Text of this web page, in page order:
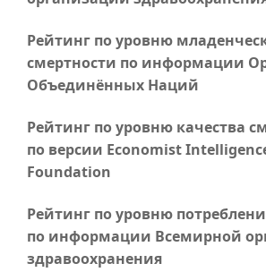
Рейтинг по уровню
смертности по информации
Объединённых Наций
Рейтинг по уровню качества
по версии Economist
Foundation
Рейтинг по уровню
по информации Всемирной
здравоохранения